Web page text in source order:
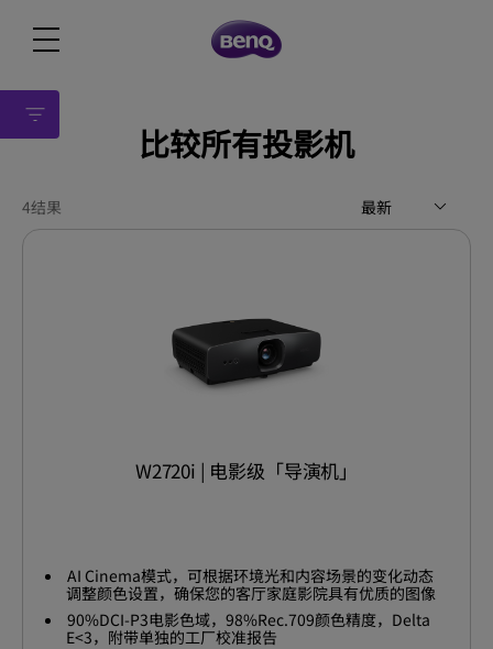
比较所有投影机
4结果 最新
W2720i | 电影级「导演机」
AI Cinema模式，可根据环境光和内容场景的变化动态
调整颜色设置，确保您的客厅家庭影院具有优质的图像
质量
90%DCI-P3电影色域，98%Rec.709颜色精度，Delta
E<3，附带单独的工厂校准报告